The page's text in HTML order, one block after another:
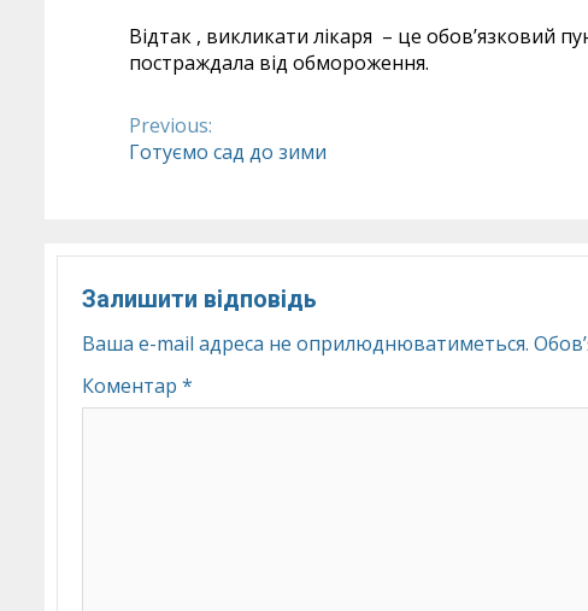
Відтак , викликати лікаря – це обов’язковий
постраждала від обмороження.
Continue
Previous:
Готуємо сад до зими
Залишити відповідь
Ваша e-mail адреса не оприлюднюватиметься.
Коментар *